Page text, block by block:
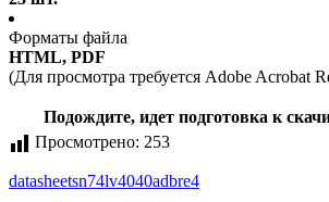
Форматы файла
HTML, PDF
(Для просмотра требуется Adobe Acrobat
Подождите, идет подготовка к
Просмотрено: 253
datasheetsn74lv4040adbre4